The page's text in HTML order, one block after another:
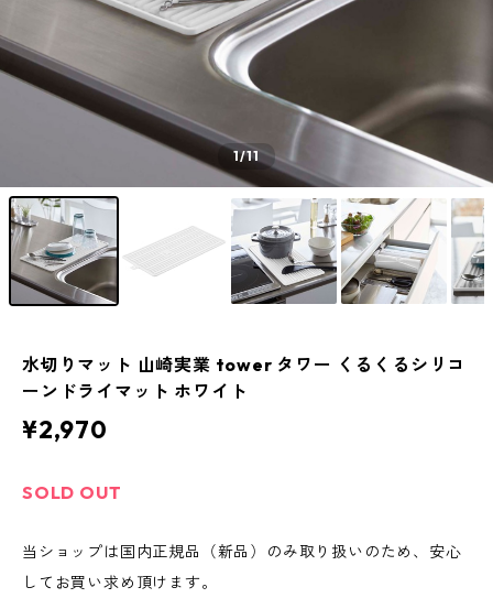
1/11
水切りマット 山崎実業 tower タワー くるくるシリコ
ーンドライマット ホワイト
¥2,970
SOLD OUT
当ショップは国内正規品（新品）のみ取り扱いのため、安心
してお買い求め頂けます。